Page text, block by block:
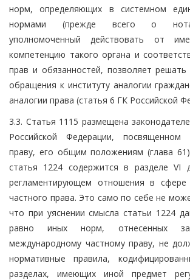
норм, определяющих в системном
нормами (прежде всего о
уполномоченный действовать от
компетенцию такого органа и
прав и обязанностей, позволяет
обращения к институту аналогии
аналогии права (статья 6 ГК Российской
3.3. Статья 1115 размещена
Российской Федерации, посвященном
праву, его общим положениям (глава
статья 1224 содержится в разделе VI
регламентирующем отношения в сфере
частного права. Это само по себе не
что при уяснении смысла статьи 1224
равно иных норм, отнесенных
международному частному праву, не
нормативные правила,
разделах, имеющих иной предмет